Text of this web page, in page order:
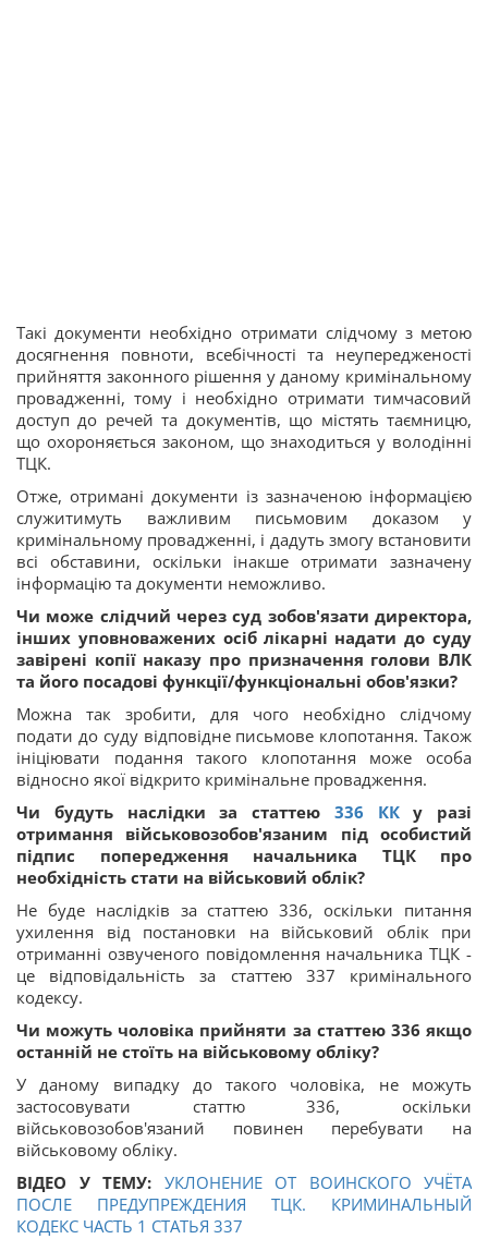
Такі документи необхідно отримати слідчому з метою
досягнення повноти, всебічності та неупередженості
прийняття законного рішення у даному кримінальному
провадженні, тому і необхідно отримати тимчасовий
доступ до речей та документів, що містять таємницю,
що охороняється законом, що знаходиться у володінні
ТЦК.
Отже, отримані документи із зазначеною інформацією
служитимуть важливим письмовим доказом у
кримінальному провадженні, і дадуть змогу встановити
всі обставини, оскільки інакше отримати зазначену
інформацію та документи неможливо.
Чи може слідчий через суд зобов'язати директора,
інших уповноважених осіб лікарні надати до суду
завірені копії наказу про призначення голови ВЛК
та його посадові функції/функціональні обов'язки?
Можна так зробити, для чого необхідно слідчому
подати до суду відповідне письмове клопотання. Також
ініціювати подання такого клопотання може особа
відносно якої відкрито кримінальне провадження.
Чи будуть наслідки за статтею 336 ККу разі
отримання військовозобов'язаним під особистий
підпис попередження начальника ТЦК про
необхідність стати на військовий облік?
Не буде наслідків за статтею 336, оскільки питання
ухилення від постановки на військовий облік при
отриманні озвученого повідомлення начальника ТЦК -
це відповідальність за статтею 337 кримінального
кодексу.
Чи можуть чоловіка прийняти за статтею 336 якщо
останній не стоїть на військовому обліку?
У даному випадку до такого чоловіка, не можуть
застосовувати статтю 336, оскільки
військовозобов'язаний повинен перебувати на
військовому обліку.
ВІДЕО У ТЕМУ: УКЛОНЕНИЕ ОТ ВОИНСКОГО УЧЁТА
ПОСЛЕ ПРЕДУПРЕЖДЕНИЯ ТЦК. КРИМИНАЛЬНЫЙ
КОДЕКС ЧАСТЬ 1 СТАТЬЯ 337